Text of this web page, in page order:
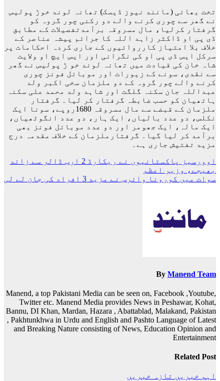
تخت بھائی (مانند نیوز ڈیسک) تھانہ لوند خوڑ پولیس
نے گھر سے چوری کرنے والے دو رکنی چور گروہ کو
گرفتار کرلیا، مال مسروقہ برآمدتفصیلات کے مطابق
ڈی پی او ڈاکٹر زاہد اللہ کا جرائم پیشہ عناصر کے
خلاف بلا امتیاز کارروائیوں کے جاری کردہ احکامات پر
سرکل ایس ڈی پی او کی نگرانی اور ایس ایچ او ولایت
شاہ خان کی قیادت میں تھانہ لوند خو ڑ پولیس نے گھر
سے نقدی، سونے کے زیورات اور موبائل فونز چوری
کرنے والے چور گروہ کے دو ملزمان سخی اکبر ولد
عبداللہ جان سکنہ گلگت اور شاہد ولد محمد علی سکنہ
ہاتھیان کو حسب ضابطہ گرفتار کر لیا۔ گرفتار
ملزمان کے قبضے سے مال مسروقہ 1680روپے، سونا ایک
نکلس، دو عدد بالیاں، ایک ہار، دو عدد انگوٹھیاں،
ایک مالہ، ایک جھومر اور دو عدد موبائل فونز بھی
برآمد کر لیا گیا۔ گرفتارملزمان کے خلاف مقدمہ درج
مزید تفتیش جاری ہے۔
پوسٹوں
کی
اوورسیز پاکستانیوں نے ریکارڈ 2 ارب ڈالر سے زائد
بھیجے، وزیر اعظم
سوات میں کورونا وائرس نے مزید 3 افراد کی جان لے لی
By Manend Team
Manend, a top Pakistani Media can be seen on, Facebook ,Youtube,
Twitter etc. Manend Media provides News in Peshawar, Kohat,
Bannu, DI Khan, Mardan, Hazara , Abattablad, Malakand, Pakistan
, Pakhtunkhwa in Urdu and English and Pashto Language of Latest
and Breaking Nature consisting of News, Education Opinion and
Entertainment
Related Post
اہم خبریں تازہ خبریں